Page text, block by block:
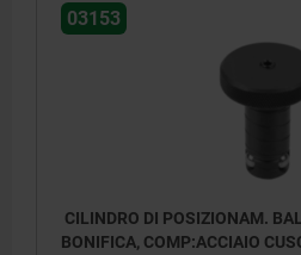
03153
CILINDRO DI POSIZIONAM.
BONIFICA, COMP:ACCIAIO